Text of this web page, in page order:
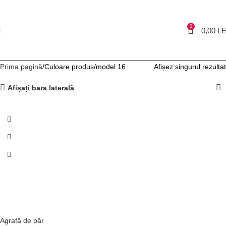
0 0,00
Prima pagină Culoare produs model 16 Afișez singurul rezultat
Afișați bara laterală
NOU
Agrafă de păr